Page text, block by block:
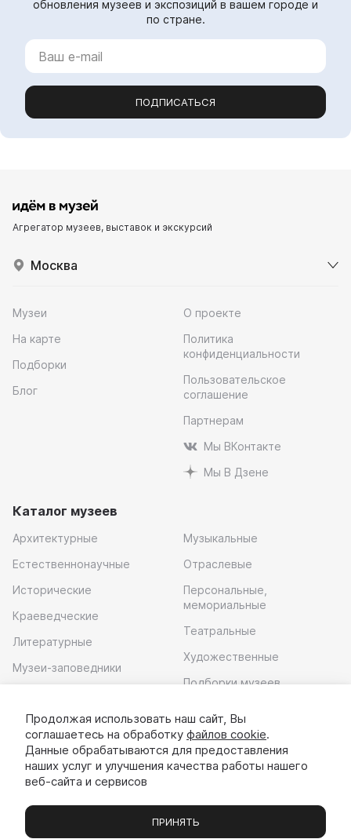
обновления музеев и экспозиций в вашем городе и
по стране.
ПОДПИСАТЬСЯ
Агрегатор музеев, выставок и экскурсий
Москва
Музеи
На карте
Подборки
Блог
О проекте
Политика
конфиденциальности
Пользовательское
соглашение
Партнерам
Мы ВКонтакте
Мы В Дзене
Каталог музеев
Архитектурные
Естественнонаучные
Исторические
Краеведческие
Литературные
Музеи-заповедники
Музыкальные
Отраслевые
Персональные,
мемориальные
Театральные
Художественные
Подборки музеев
Скачать приложение
Продолжая использовать наш сайт, Вы
соглашаетесь на обработку файлов cookie.
Данные обрабатываются для предоставления
наших услуг и улучшения качества работы нашего
веб-сайта и сервисов
ПРИНЯТЬ